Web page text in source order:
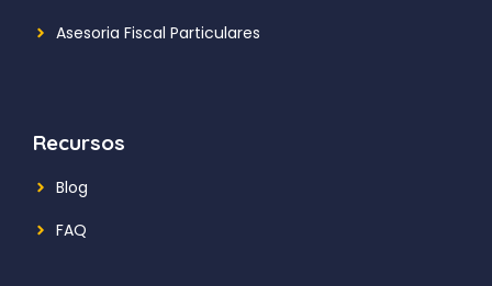
Asesoria Fiscal Particulares
Recursos
Blog
FAQ